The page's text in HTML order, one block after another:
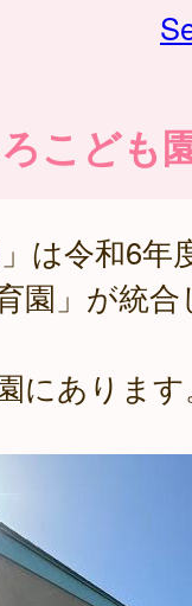
こども
は令和6年
園」が統
にありま